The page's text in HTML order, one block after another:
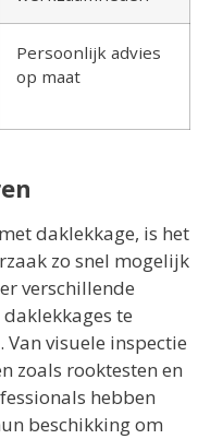
Persoonlijk advies
op maat
daklekkage, is het
zo snel mogelijk
verschillende
te
visuele inspectie
zoals rooktesten en
hebben
beschikking om